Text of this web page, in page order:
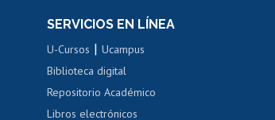
Cursos de español
SERVICIOS EN LÍNEA
U-Cursos |Ucampus
Biblioteca digital
Repositorio Académico
Libros electrónicos